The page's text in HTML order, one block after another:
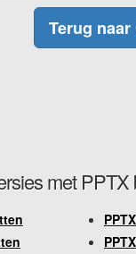
Terug
met PPTX